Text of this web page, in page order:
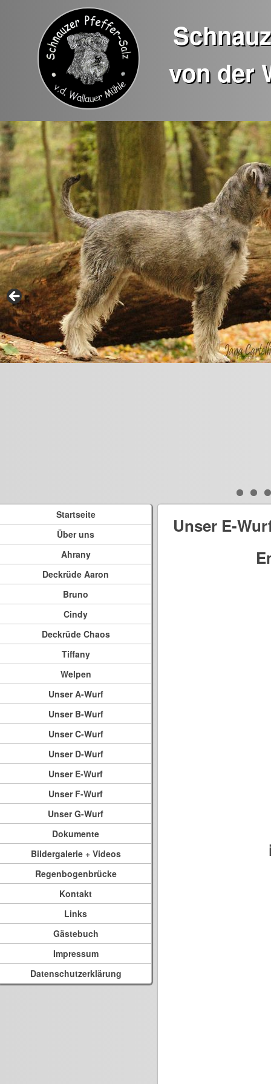
von der
Startseite
Über uns
Ahrany
Deckrüde Aaron
Bruno
Cindy
Deckrüde Chaos
Tiffany
Welpen
Unser A-Wurf
Unser B-Wurf
Unser C-Wurf
Unser D-Wurf
Unser E-Wurf
Unser F-Wurf
Unser G-Wurf
Dokumente
Bildergalerie + Videos
Regenbogenbrücke
Kontakt
Links
Gästebuch
Impressum
Datenschutzerklärung
Unser E-